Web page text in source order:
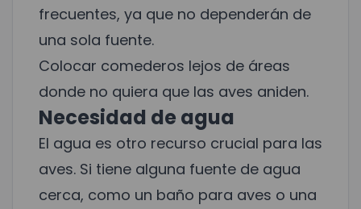
frecuentes, ya que no dependerán de
una sola fuente.
Colocar comederos lejos de áreas
donde no quiera que las aves aniden.
Necesidad de agua
El agua es otro recurso crucial para las
aves. Si tiene alguna fuente de agua
cerca, como un baño para aves o una